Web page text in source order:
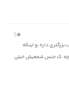
5
داره ،و اینکه
،ک جنس شمعیش خیلی